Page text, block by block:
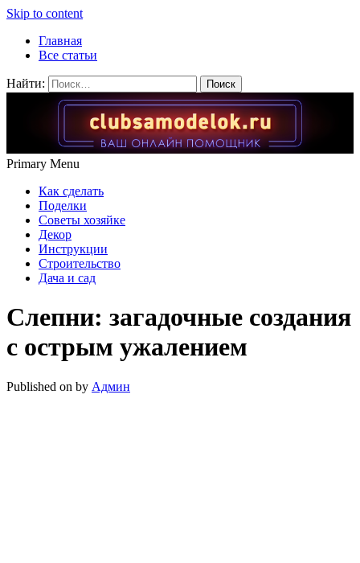
Skip to content
Главная
Все статьи
Найти:
Primary Menu
Как сделать
Поделки
Советы хозяйке
Декор
Инструкции
Строительство
Дача и сад
Слепни: загадочные создания
с острым ужалением
Published on by Админ